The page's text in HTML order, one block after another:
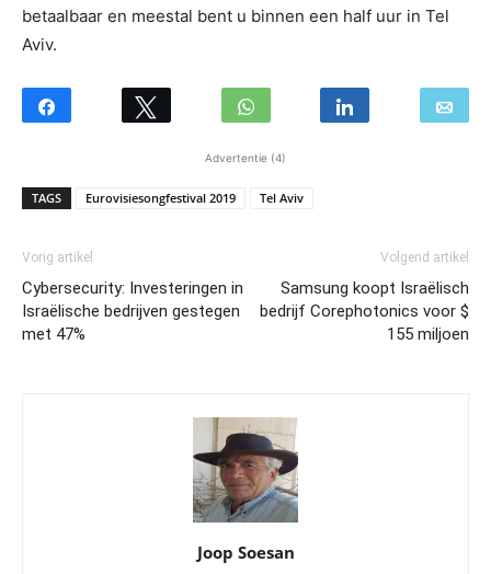
betaalbaar en meestal bent u binnen een half uur in Tel
Aviv.
Advertentie (4)
TAGS Eurovisiesongfestival 2019 Tel Aviv
Vorig artikel
Cybersecurity: Investeringen in
Israëlische bedrijven gestegen
met 47%
Volgend artikel
Samsung koopt Israëlisch
bedrijf Corephotonics voor $
155 miljoen
Joop Soesan